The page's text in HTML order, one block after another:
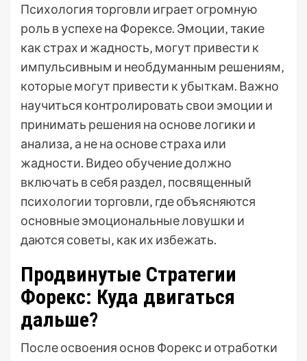
Психология торговли играет огромную
роль в успехе на Форексе. Эмоции‚ такие
как страх и жадность‚ могут привести к
импульсивным и необдуманным решениям‚
которые могут привести к убыткам. Важно
научиться контролировать свои эмоции и
принимать решения на основе логики и
анализа‚ а не на основе страха или
жадности. Видео обучение должно
включать в себя раздел‚ посвященный
психологии торговли‚ где объясняются
основные эмоциональные ловушки и
даются советы‚ как их избежать.
Продвинутые Стратегии
Форекс: Куда двигаться
дальше?
После освоения основ Форекс и отработки